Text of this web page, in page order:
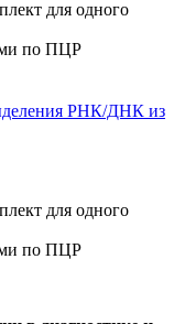
РНК/ДНК из